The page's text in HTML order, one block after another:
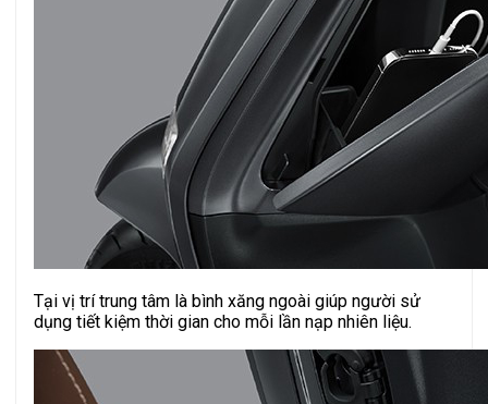
Tại vị trí trung tâm là bình xăng ngoài giúp người sử
dụng tiết kiệm thời gian cho mỗi lần nạp nhiên liệu.